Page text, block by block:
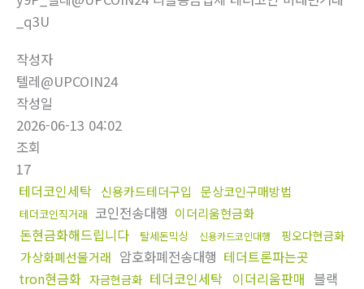
_q3U
작성자
텔레@UPCOIN24
작성일
2026-06-13 04:02
조회
17
테더코인세탁 신용카드테더구입 문상코인구매방법
테더코인직거래 코인전송대행 이더리움현금화
돈현금화해드립니다 탈세돈믹싱 신용카드코인대행 핑오다현금화
가상화폐선물거래 암호화폐전송대행 테더트론파는곳
tron현금화 자금현금화 테더코인세탁 이더리움판매 블랙